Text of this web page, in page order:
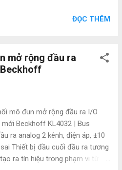
trợ liên hệ ngay với em ạ: • Mr
(P-S-T). - Độ phân giải
máy tính: Cáp MR-
- Tiêu chuẩn IP67 kháng
sản phẩm tương tự : MR-J4-
MR-J4-200A4-RJ, MR-J4-350A4-
500A4-RJ, MR-J4-DU30KARJ,
RJ,, MR-J4-DU45KA4-RJ,,
RJ, MR-J4- DU30KA4-RJ,,
RJ, MR-J4-10B,, MR-J4-
20B,, MR-J4-20B1, MRJ4-40B,,
ĐỌC THÊM
mở rộng đầu ra
mô đun mở rộng đầu ra I/O
mới Beckhoff KL4032 | Bus
ra analog 2 kênh, điện áp, ±10
sai Thiết bị đầu cuối đầu ra tương
ra tín hiệu trong phạm vi từ